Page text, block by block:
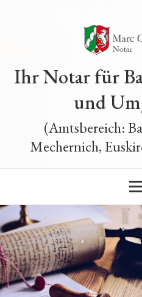
Ihr Notar für
und
(Amtsbereich:
Mechernich,